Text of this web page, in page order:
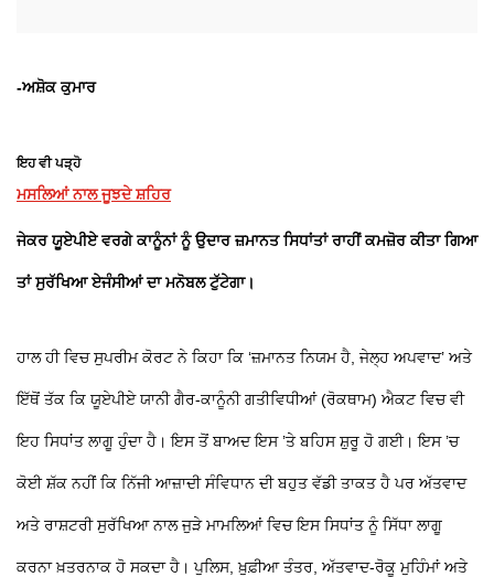
-ਅਸ਼ੋਕ ਕੁਮਾਰ
ਇਹ ਵੀ ਪੜ੍ਹੋ
ਮਸਲਿਆਂ ਨਾਲ ਜੂਝਦੇ ਸ਼ਹਿਰ
ਜੇਕਰ ਯੂਏਪੀਏ ਵਰਗੇ ਕਾਨੂੰਨਾਂ ਨੂੰ ਉਦਾਰ ਜ਼ਮਾਨਤ ਸਿਧਾਂਤਾਂ ਰਾਹੀਂ ਕਮਜ਼ੋਰ ਕੀਤਾ ਗਿਆ
ਤਾਂ ਸੁਰੱਖਿਆ ਏਜੰਸੀਆਂ ਦਾ ਮਨੋਬਲ ਟੁੱਟੇਗਾ।
ਹਾਲ ਹੀ ਵਿਚ ਸੁਪਰੀਮ ਕੋਰਟ ਨੇ ਕਿਹਾ ਕਿ ‘ਜ਼ਮਾਨਤ ਨਿਯਮ ਹੈ, ਜੇਲ੍ਹ ਅਪਵਾਦ’ ਅਤੇ
ਇੱਥੋਂ ਤੱਕ ਕਿ ਯੂਏਪੀਏ ਯਾਨੀ ਗੈਰ-ਕਾਨੂੰਨੀ ਗਤੀਵਿਧੀਆਂ (ਰੋਕਥਾਮ) ਐਕਟ ਵਿਚ ਵੀ
ਇਹ ਸਿਧਾਂਤ ਲਾਗੂ ਹੁੰਦਾ ਹੈ। ਇਸ ਤੋਂ ਬਾਅਦ ਇਸ ’ਤੇ ਬਹਿਸ ਸ਼ੁਰੂ ਹੋ ਗਈ। ਇਸ ’ਚ
ਕੋਈ ਸ਼ੱਕ ਨਹੀਂ ਕਿ ਨਿੱਜੀ ਆਜ਼ਾਦੀ ਸੰਵਿਧਾਨ ਦੀ ਬਹੁਤ ਵੱਡੀ ਤਾਕਤ ਹੈ ਪਰ ਅੱਤਵਾਦ
ਅਤੇ ਰਾਸ਼ਟਰੀ ਸੁਰੱਖਿਆ ਨਾਲ ਜੁੜੇ ਮਾਮਲਿਆਂ ਵਿਚ ਇਸ ਸਿਧਾਂਤ ਨੂੰ ਸਿੱਧਾ ਲਾਗੂ
ਕਰਨਾ ਖ਼ਤਰਨਾਕ ਹੋ ਸਕਦਾ ਹੈ। ਪੁਲਿਸ, ਖ਼ੁਫ਼ੀਆ ਤੰਤਰ, ਅੱਤਵਾਦ-ਰੋਕੂ ਮੁਹਿੰਮਾਂ ਅਤੇ